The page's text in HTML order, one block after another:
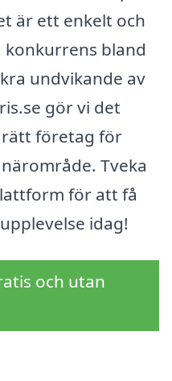
är ett enkelt och
bland
undvikande av
gör vi det
företag för
Tveka
för att få
idag!
och utan